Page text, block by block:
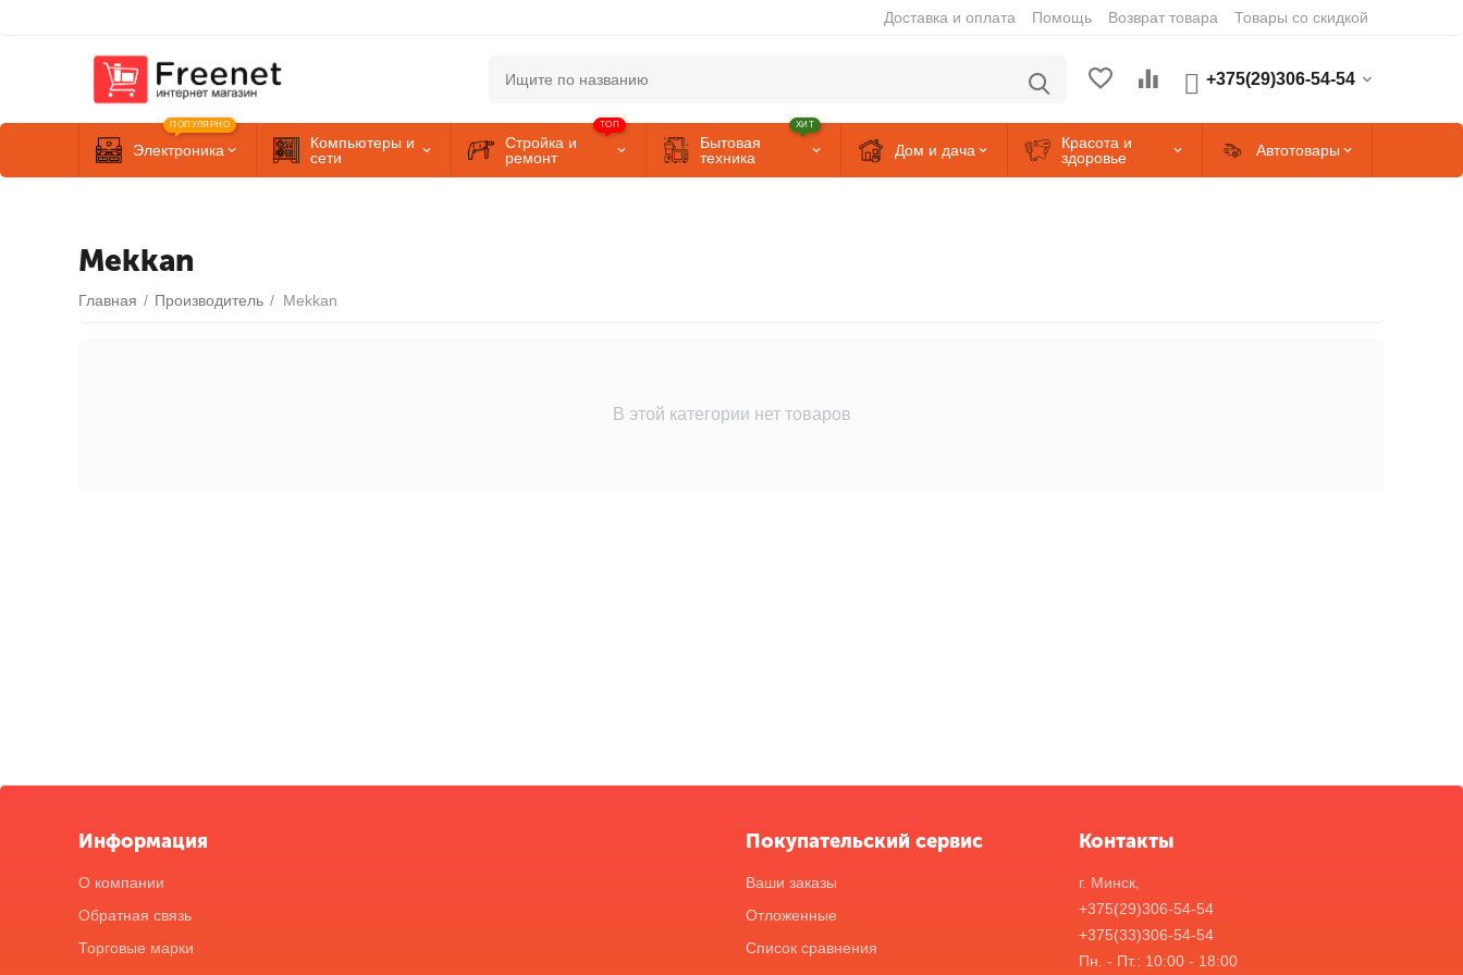
Доставка и оплата Помощь Возврат товара Товары со скидкой
+375(29)306-54-54
Электроника
ПОПУЛЯРНО
Компьютеры и
сети
Стройка и
ремонт
ТОП
Бытовая
техника
ХИТ
Дом и дача
Красота и
здоровье
Автотовары
Mekkan
Главная / Производитель / Mekkan
В этой категории нет товаров
Информация
О компании
Обратная связь
Торговые марки
Покупательский сервис
Ваши заказы
Отложенные
Список сравнения
Контакты
г. Минск,
+375(29)306-54-54
+375(33)306-54-54
Пн. - Пт.: 10:00 - 18:00